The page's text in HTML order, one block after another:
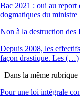
Bac 2021 : oui au report
dogmatiques du
Non à la destruction
Depuis 2008, les effectifs
façon drastique. Les (…)
Dans la même rubrique
Pour une loi intégrale